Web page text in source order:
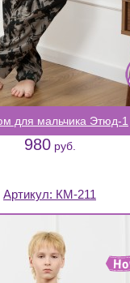
для мальчика Этюд-1
980руб.
Артикул: КМ-211